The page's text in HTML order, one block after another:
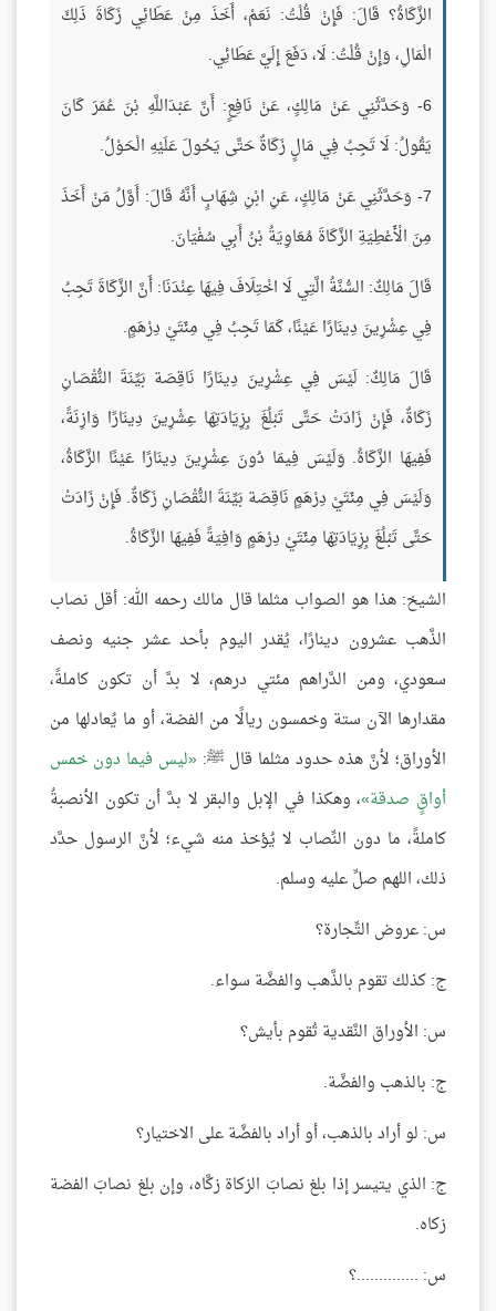
الزَّكَاةُ؟ قَالَ: فَإِنْ قُلْتُ: نَعَمْ، أَخَذَ مِنْ عَطَائِي زَكَاةَ ذَلِكَ
الْمَالِ، وَإِنْ قُلْتُ: لَا، دَفَعَ إِلَيَّ عَطَائِي.
6- وَحَدَّثَنِي عَنْ مَالِكٍ، عَنْ نَافِعٍ: أَنَّ عَبْدَاللَّهِ بْنَ عُمَرَ كَانَ
يَقُولُ: لَا تَجِبُ فِي مَالٍ زَكَاةٌ حَتَّى يَحُولَ عَلَيْهِ الْحَوْلُ.
7- وَحَدَّثَنِي عَنْ مَالِكٍ، عَنِ ابْنِ شِهَابٍ أَنَّهُ قَالَ: أَوَّلُ مَنْ أَخَذَ
مِنَ الْأَعْطِيَةِ الزَّكَاةَ مُعَاوِيَةُ بْنُ أَبِي سُفْيَانَ.
قَالَ مَالِكٌ: السُّنَّةُ الَّتِي لَا اخْتِلَافَ فِيهَا عِنْدَنَا: أَنَّ الزَّكَاةَ تَجِبُ
فِي عِشْرِينَ دِينَارًا عَيْنًا، كَمَا تَجِبُ فِي مِئَتَيْ دِرْهَمٍ.
قَالَ مَالِكٌ: لَيْسَ فِي عِشْرِينَ دِينَارًا نَاقِصَة بَيِّنَةَ النُّقْصَانِ
زَكَاةٌ، فَإِنْ زَادَتْ حَتَّى تَبْلُغَ بِزِيَادَتِهَا عِشْرِينَ دِينَارًا وَازِنَةً،
فَفِيهَا الزَّكَاةُ. وَلَيْسَ فِيمَا دُونَ عِشْرِينَ دِينَارًا عَيْنًا الزَّكَاةُ،
وَلَيْسَ فِي مِئَتَيْ دِرْهَمٍ نَاقِصَة بَيِّنَةَ النُّقْصَانِ زَكَاةٌ. فَإِنْ زَادَتْ
حَتَّى تَبْلُغَ بِزِيَادَتِهَا مِئَتَيْ دِرْهَمٍ وَافِيَةً فَفِيهَا الزَّكَاةُ.
الشيخ: هذا هو الصواب مثلما قال مالك رحمه الله: أقل نصاب
الذَّهب عشرون دينارًا، يُقدر اليوم بأحد عشر جنيه ونصف
سعودي، ومن الدَّراهم مئتي درهم، لا بدَّ أن تكون كاملةً،
مقدارها الآن ستة وخمسون ريالًا من الفضة، أو ما يُعادلها من
الأوراق؛ لأنَّ هذه حدود مثلما قال ﷺ: ليس فيما دون خمس
أواقٍ صدقة ، وهكذا في الإبل والبقر لا بدَّ أن تكون الأنصبةُ
كاملةً، ما دون النِّصاب لا يُؤخذ منه شيء؛ لأنَّ الرسول حدَّد
ذلك، اللهم صلِّ عليه وسلم.
س: عروض التِّجارة؟
ج: كذلك تقوم بالذَّهب والفضَّة سواء.
س: الأوراق النَّقدية تُقوم بأيش؟
ج: بالذهب والفضَّة.
س: لو أراد بالذهب، أو أراد بالفضَّة على الاختيار؟
ج: الذي يتيسر إذا بلغ نصابَ الزكاة زكَّاه، وإن بلغ نصابَ الفضة
زكاه.
س: ..............؟